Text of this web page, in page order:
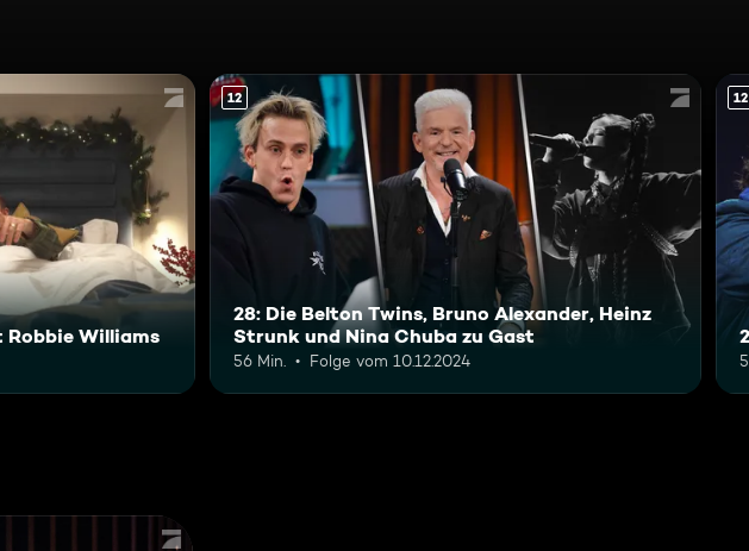
Williams
12
28: Die Belton Twins, Bruno Alexander, Heinz
Strunk und Nina Chuba zu Gast
56 Min. Folge vom 10.12.2024
12